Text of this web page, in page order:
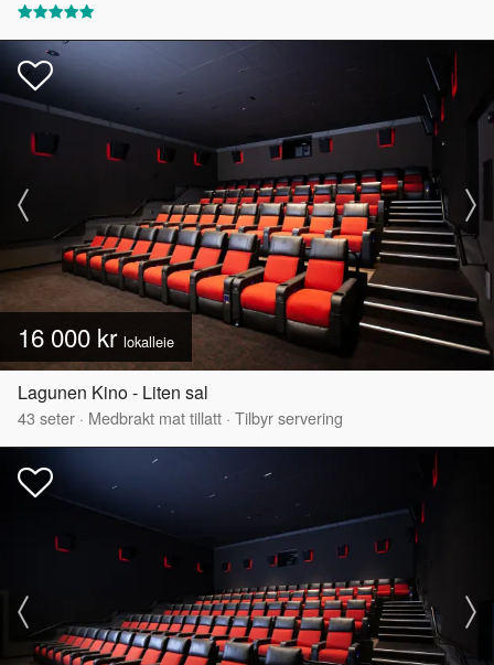
16 000 kr lokalleie
Lagunen Kino - Liten sal
43 seter · Medbrakt mat tillatt · Tilbyr servering